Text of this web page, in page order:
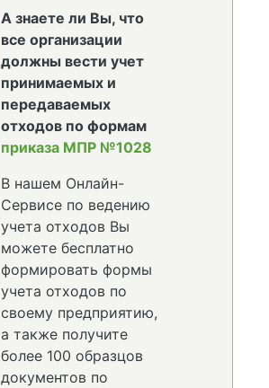
А знаете ли Вы, что
все организации
должны вести учет
принимаемых и
передаваемых
отходов по формам
приказа МПР №1028
В нашем Онлайн-
Сервисе по ведению
учета отходов Вы
можете бесплатно
формировать формы
учета отходов по
своему предприятию,
а также получите
более 100 образцов
документов по